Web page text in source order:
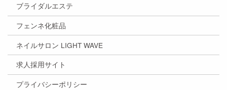
ブライダルエステ
フェンネ化粧品
ネイルサロン LIGHT WAVE
求人採用サイト
プライバシーポリシー